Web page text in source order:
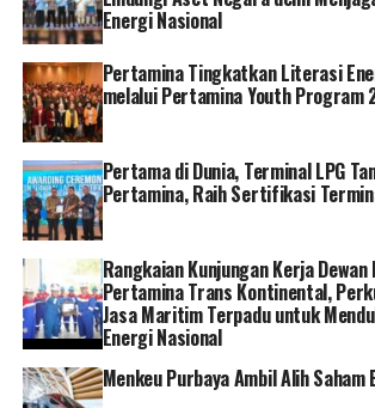
terbukti menjadi yang terdepan dalam
bagi perusahaan lain untuk melakukan
rangka memuliakan Indonesia sebagai
disegani dunia dan berhasil dalam
hidup lestari,” ujar Ma’ruf Amin.
Menteri LHK Siti Nurbaya Bakar
dengan berbagai peringkat, di antaranya
Peringkat Emas, 170 perusahaan
perusahaan Peringkat Biru, 887
Merah, 2 perusahaan peringkat Hitam,
perusahaan tidak dapat diumumkan
Energi Nasional
Pertamina Tingkatkan Literasi
melalui Pertamina Youth Program
Pertama di Dunia, Terminal LPG
Pertamina, Raih Sertifikasi
Rangkaian Kunjungan Kerja
Pertamina Trans Kontinental,
Jasa Maritim Terpadu untuk
Energi Nasional
Menkeu Purbaya Ambil Alih Saham